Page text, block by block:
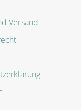
Versand